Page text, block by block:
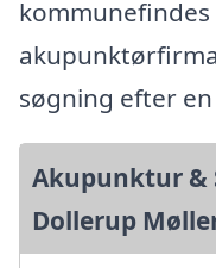
søgning efter
Akupunktur &
Dollerup